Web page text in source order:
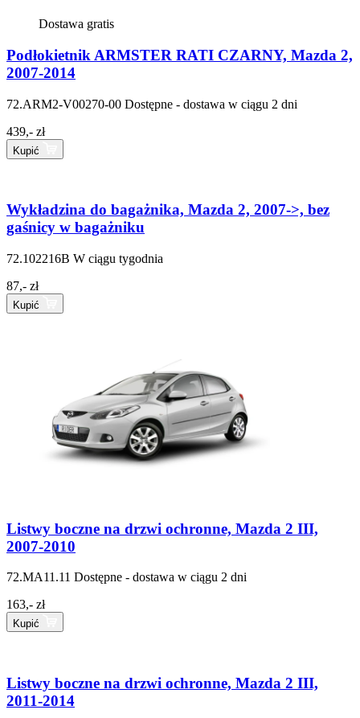
Dostawa gratis
Podłokietnik ARMSTER RATI CZARNY, Mazda 2,
2007-2014
72.ARM2-V00270-00 Dostępne - dostawa w ciągu 2 dni
439,- zł
Kupić
Wykładzina do bagażnika, Mazda 2, 2007->, bez
gaśnicy w bagażniku
72.102216B W ciągu tygodnia
87,- zł
Kupić
Listwy boczne na drzwi ochronne, Mazda 2 III,
2007-2010
72.MA11.11 Dostępne - dostawa w ciągu 2 dni
163,- zł
Kupić
Listwy boczne na drzwi ochronne, Mazda 2 III,
2011-2014